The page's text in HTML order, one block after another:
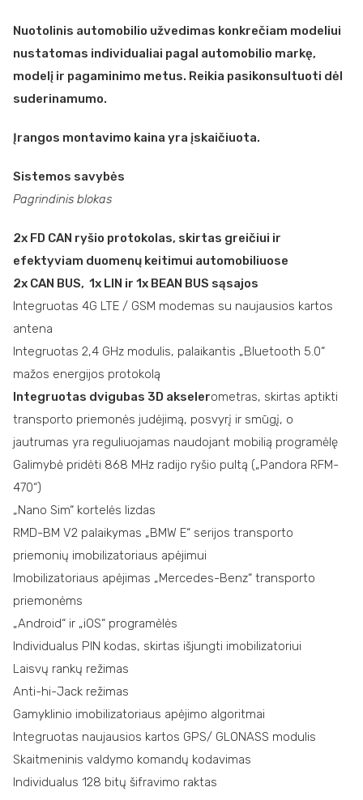
Nuotolinis automobilio užvedimas konkrečiam modeliui
nustatomas individualiai pagal automobilio markę,
modelį ir pagaminimo metus. Reikia pasikonsultuoti dėl
suderinamumo.
Įrangos montavimo kaina yra įskaičiuota.
Sistemos savybės
Pagrindinis blokas
2x FD CAN ryšio protokolas, skirtas greičiui ir
efektyviam duomenų keitimui automobiliuose
2x CAN BUS, 1x LIN ir 1x BEAN BUS sąsajos
Integruotas 4G LTE / GSM modemas su naujausios kartos
antena
Integruotas 2,4 GHz modulis, palaikantis „Bluetooth 5.0“
mažos energijos protokolą
Integruotas dvigubas 3D akselerometras, skirtas aptikti
transporto priemonės judėjimą, posvyrį ir smūgį, o
jautrumas yra reguliuojamas naudojant mobilią programėlę
Galimybė pridėti 868 MHz radijo ryšio pultą („Pandora RFM-
470“)
„Nano Sim“ kortelės lizdas
RMD-BM V2 palaikymas „BMW E“ serijos transporto
priemonių imobilizatoriaus apėjimui
Imobilizatoriaus apėjimas „Mercedes-Benz“ transporto
priemonėms
„Android“ ir „iOS“ programėlės
Individualus PIN kodas, skirtas išjungti imobilizatoriui
Laisvų rankų režimas
Anti-hi-Jack režimas
Gamyklinio imobilizatoriaus apėjimo algoritmai
Integruotas naujausios kartos GPS/ GLONASS modulis
Skaitmeninis valdymo komandų kodavimas
Individualus 128 bitų šifravimo raktas